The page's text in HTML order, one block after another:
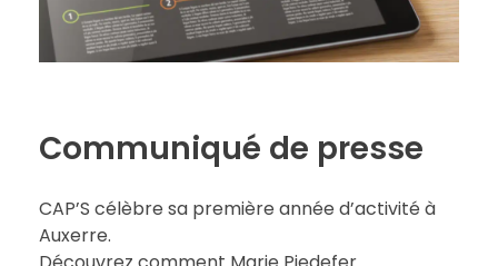
Communiqué de presse
CAP’S célèbre sa première année d’activité à
Auxerre.